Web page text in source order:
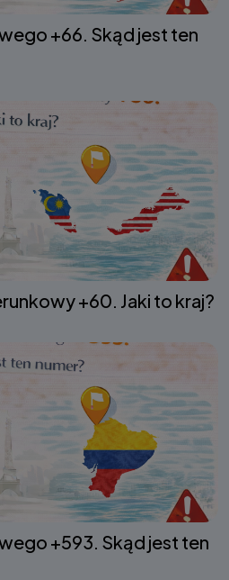
+66. Skąd jest ten
+60. Jaki to kraj?
+593. Skąd jest ten